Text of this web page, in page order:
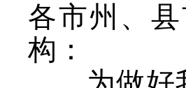
各市州、
构：